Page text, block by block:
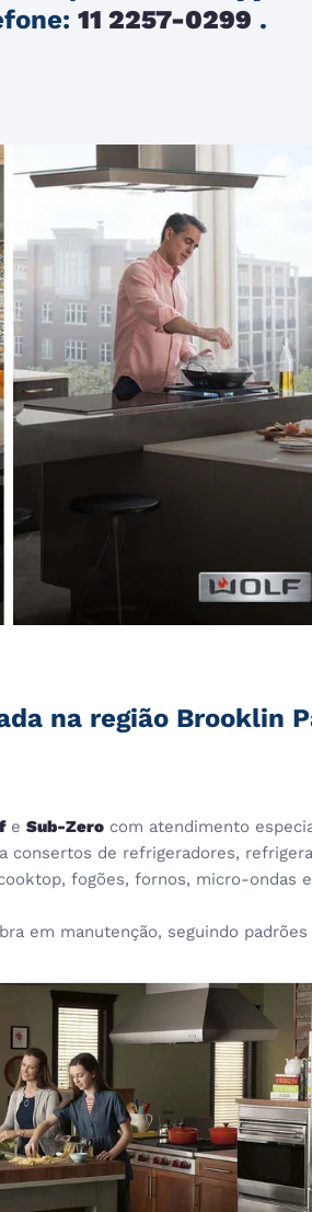
11 2257-0299 .
na região Brooklin
e Sub-Zero com atendimento
consertos de refrigeradores,
fogões, fornos, micro-ondas
em manutenção, seguindo